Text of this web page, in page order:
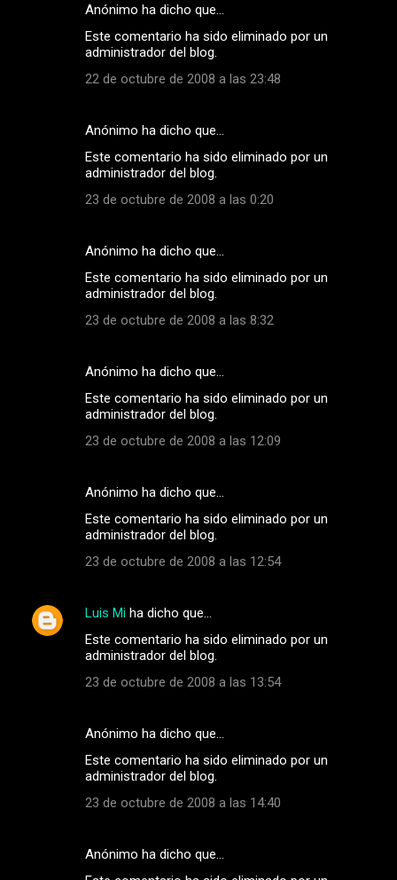
Anónimo ha dicho que…
Este comentario ha sido eliminado por un
administrador del blog.
22 de octubre de 2008 a las 23:48
Anónimo ha dicho que…
Este comentario ha sido eliminado por un
administrador del blog.
23 de octubre de 2008 a las 0:20
Anónimo ha dicho que…
Este comentario ha sido eliminado por un
administrador del blog.
23 de octubre de 2008 a las 8:32
Anónimo ha dicho que…
Este comentario ha sido eliminado por un
administrador del blog.
23 de octubre de 2008 a las 12:09
Anónimo ha dicho que…
Este comentario ha sido eliminado por un
administrador del blog.
23 de octubre de 2008 a las 12:54
Luis Mi ha dicho que…
Este comentario ha sido eliminado por un
administrador del blog.
23 de octubre de 2008 a las 13:54
Anónimo ha dicho que…
Este comentario ha sido eliminado por un
administrador del blog.
23 de octubre de 2008 a las 14:40
Anónimo ha dicho que…